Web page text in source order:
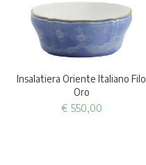
Insalatiera Oriente Italiano Filo
Oro
€ 550,00